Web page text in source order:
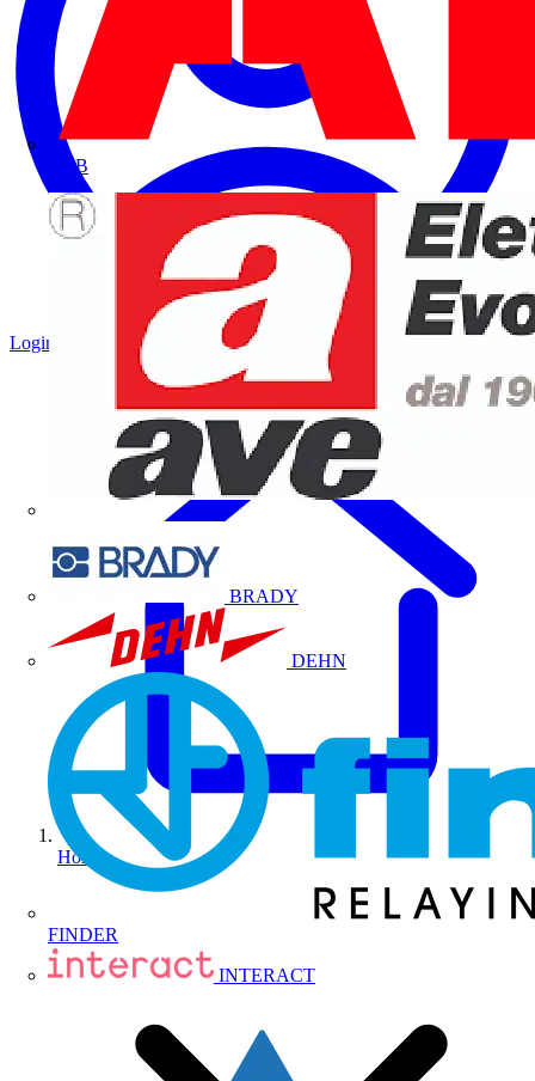
ABB
BRADY
DEHN
FINDER
INTERACT
Login
Home